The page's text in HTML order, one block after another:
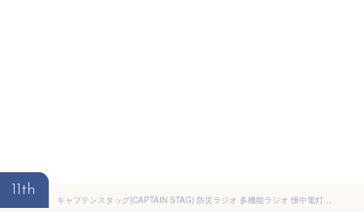
11th
キャプテンスタッグ(CAPTAIN STAG) 防災ラジオ 多機能ラジオ 懐中電灯 LEDライト 【明るさ30ルーメン/連続点灯約30時間】 モバイルバッテリー 充電式 手回し充電 ソーラー充電 USB充電 IPX3 UW-4510